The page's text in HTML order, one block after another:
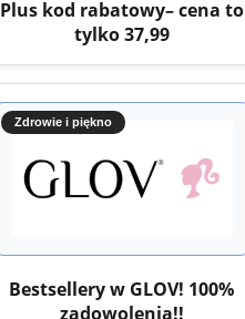
Plus kod rabatowy– cena to
tylko 37,99
Zdrowie i piękno
Bestsellery w GLOV! 100%
zadowolenia!!